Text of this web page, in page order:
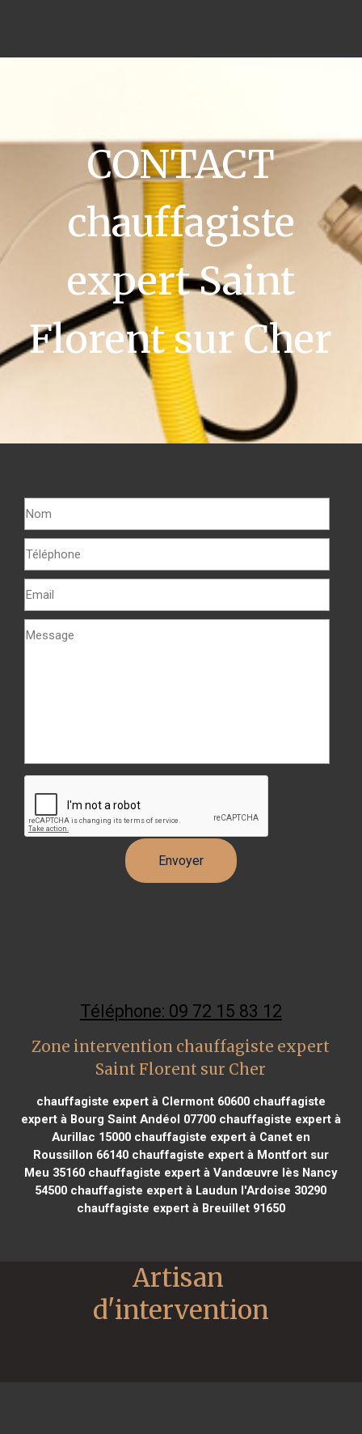
CONTACT
chauffagiste
expert Saint
Florent sur Cher
Téléphone: 09 72 15 83 12
Zone intervention chauffagiste expert
Saint Florent sur Cher
chauffagiste expert à Clermont 60600chauffagiste
expert à Bourg Saint Andéol 07700chauffagiste expert à
Aurillac 15000chauffagiste expert à Canet en
Roussillon 66140chauffagiste expert à Montfort sur
Meu 35160 chauffagiste expert à Vandœuvre lès Nancy
54500 chauffagiste expert à Laudun l'Ardoise 30290
chauffagiste expert à Breuillet 91650
Artisan
d'intervention